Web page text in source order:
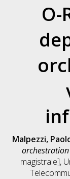
O-
Malpezzi,
magistrale],